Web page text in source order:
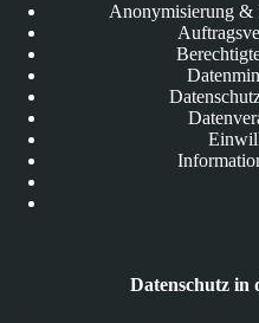
Anonymisierung &
Datenschutz in